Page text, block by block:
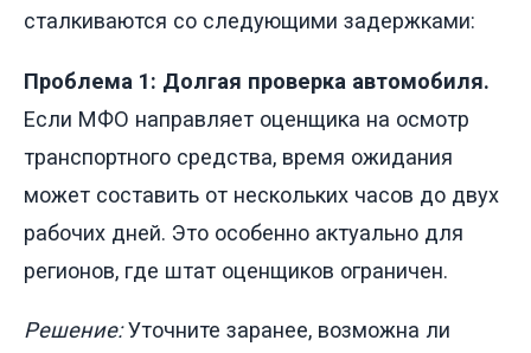
сталкиваются со следующими задержками:
Проблема 1: Долгая проверка автомобиля.
Если МФО направляет оценщика на осмотр
транспортного средства, время ожидания
может составить от нескольких часов до двух
рабочих дней. Это особенно актуально для
регионов, где штат оценщиков ограничен.
Решение:Уточните заранее, возможна ли